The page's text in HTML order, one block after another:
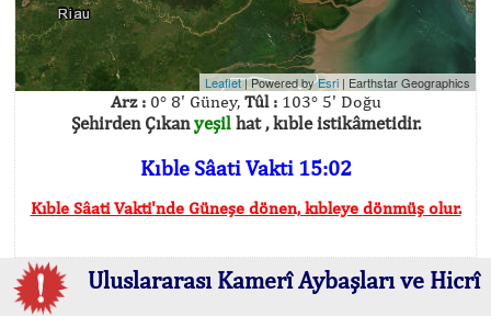
Leaflet| Powered byEsri | Earthstar Geographics
Arz :0° 8' Güney, Tûl :103° 5' Doğu
Şehirden Çıkanyeşilhat , kıble istikâmetidir.
Kıble Sâati Vakti 15:02
Kıble Sâati Vakti'nde Güneşe dönen, kıbleye dönmüş olur.
Uluslararası Kamerî Aybaşları ve Hicrî